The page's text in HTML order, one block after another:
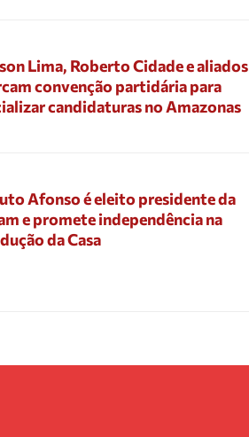
Lima, Roberto Cidade e aliados
convenção partidária para
candidaturas no Amazonas
Afonso é eleito presidente da
e promete independência na
da Casa